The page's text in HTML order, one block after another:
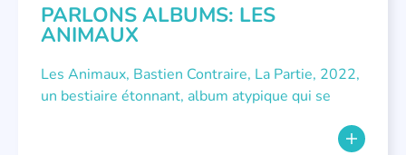
PARLONS ALBUMS: LES
ANIMAUX
Les Animaux, Bastien Contraire, La Partie, 2022,
un bestiaire étonnant, album atypique qui se